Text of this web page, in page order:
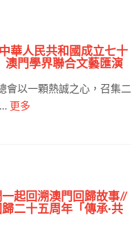
華人民共和國成立七十
澳門學界聯合文藝匯演
會以一顆熱誠之心，召集二
更多
一起回溯澳門回歸故事//
二十五周年「傳承·共